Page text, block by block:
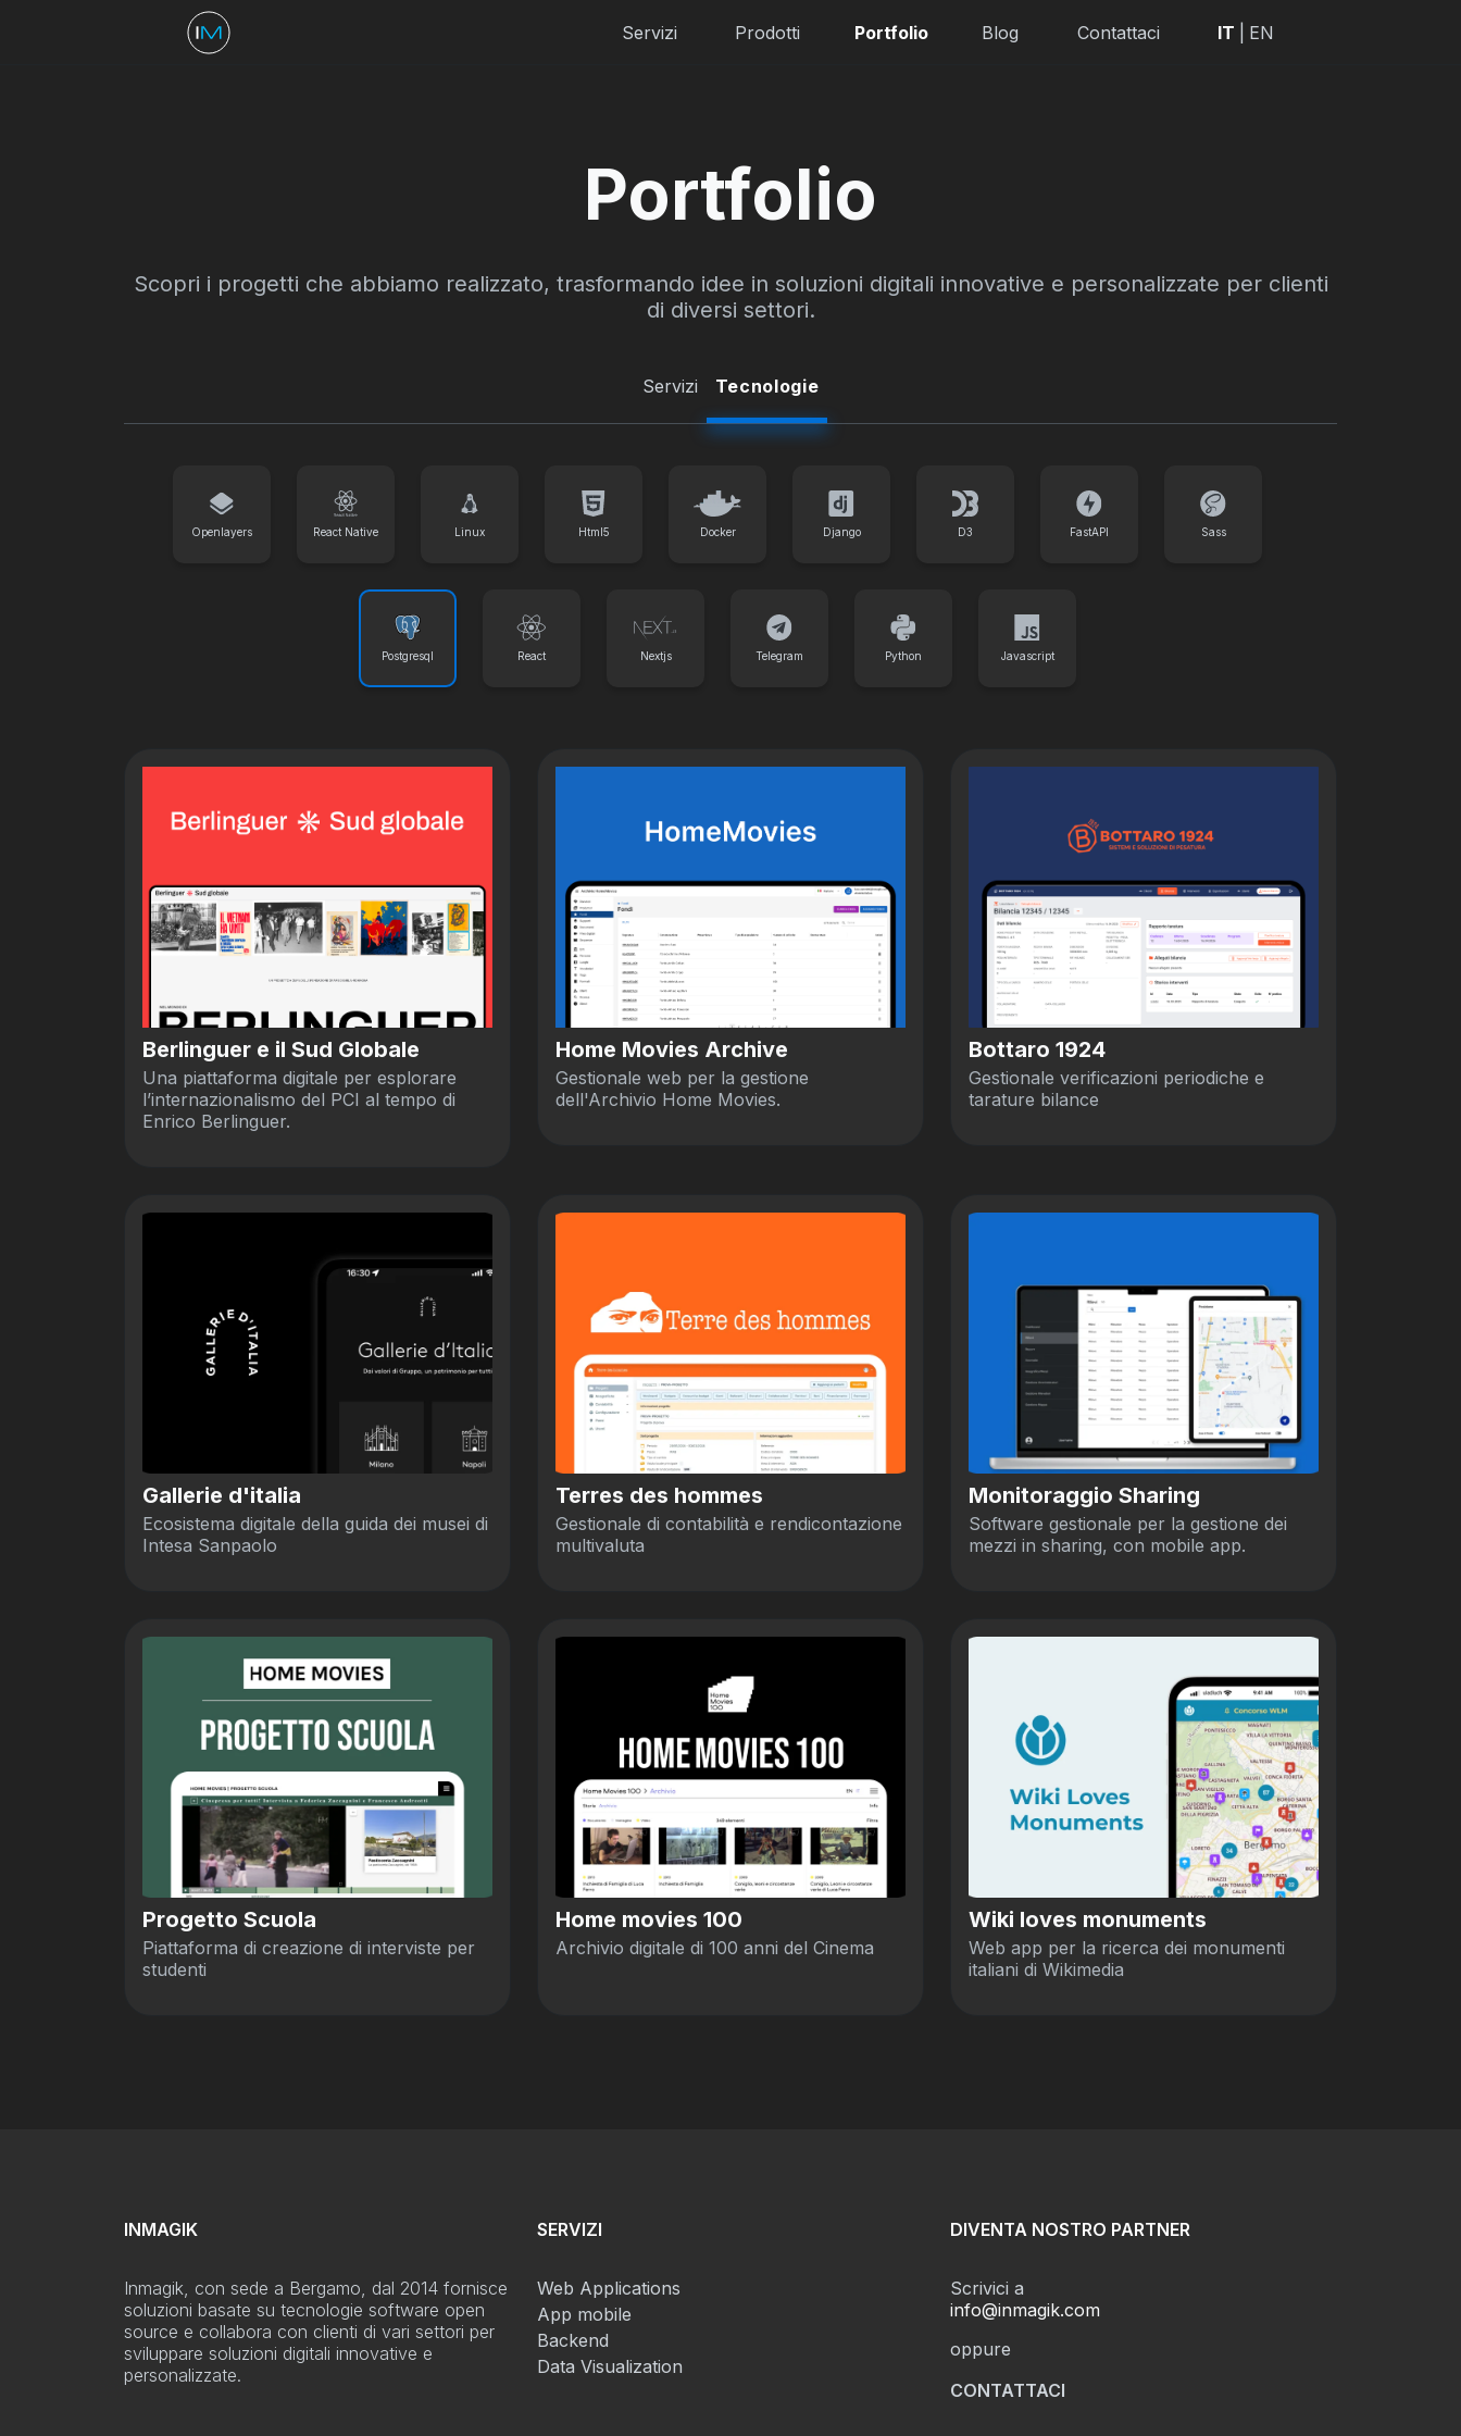
Servizi Prodotti Portfolio Blog Contattaci IT EN
Portfolio
Scopri i progetti che abbiamo realizzato, trasformando idee in soluzioni digitali innovative e personalizzate per clienti
di diversi settori.
Servizi Tecnologie
Openlayers React Native Linux Html5 Docker Django D3 FastAPI Sass
Postgresql React Nextjs Telegram Python Javascript
Berlinguer e il Sud Globale
Una piattaforma digitale per esplorare
l’internazionalismo del PCI al tempo di
Enrico Berlinguer.
Home Movies Archive
Gestionale web per la gestione
dell'Archivio Home Movies.
Bottaro 1924
Gestionale verificazioni periodiche e
tarature bilance
Gallerie d'italia
Ecosistema digitale della guida dei musei di
Intesa Sanpaolo
Terres des hommes
Gestionale di contabilità e rendicontazione
multivaluta
Monitoraggio Sharing
Software gestionale per la gestione dei
mezzi in sharing, con mobile app.
Progetto Scuola
Piattaforma di creazione di interviste per
studenti
Home movies 100
Archivio digitale di 100 anni del Cinema
Wiki loves monuments
Web app per la ricerca dei monumenti
italiani di Wikimedia
INMAGIK
Inmagik, con sede a Bergamo, dal 2014 fornisce
soluzioni basate su tecnologie software open
source e collabora con clienti di vari settori per
sviluppare soluzioni digitali innovative e
personalizzate.
SERVIZI
Web Applications
App mobile
Backend
Data Visualization
DIVENTA NOSTRO PARTNER
Scrivici a
info@inmagik.com
oppure
CONTATTACI